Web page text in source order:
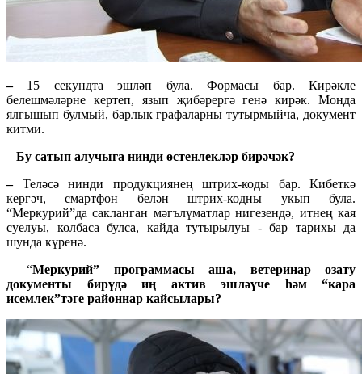
– 15 секундта эшләп була. Формасы бар. Кирәкле
белешмәләрне кертеп, язып җибәрергә генә кирәк. Монда
ялгышып булмый, барлык графаларны тутырмыйча, документ
китми.
– Бу сатып алучыга нинди өстенлекләр бирәчәк?
– Теләсә нинди продукциянең штрих-коды бар. Кибеткә
кергәч, смартфон белән штрих-кодны укып була.
“Меркурий”да сакланган мәгълүматлар нигезендә, итнең кая
суелуы, колбаса булса, кайда тутырылуы - бар тарихы да
шунда күренә.
– “Меркурий” программасы аша, ветеринар озату
документы бирүдә иң актив эшләүче һәм “кара
исемлек”тәге районнар кайсылары?